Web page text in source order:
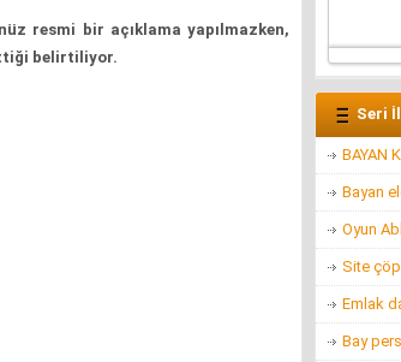
resmi bir açıklama yapılmazken,
belirtiliyor.
Seri
BAYAN
Bayan
Oyun
Site
Emlak
Bay